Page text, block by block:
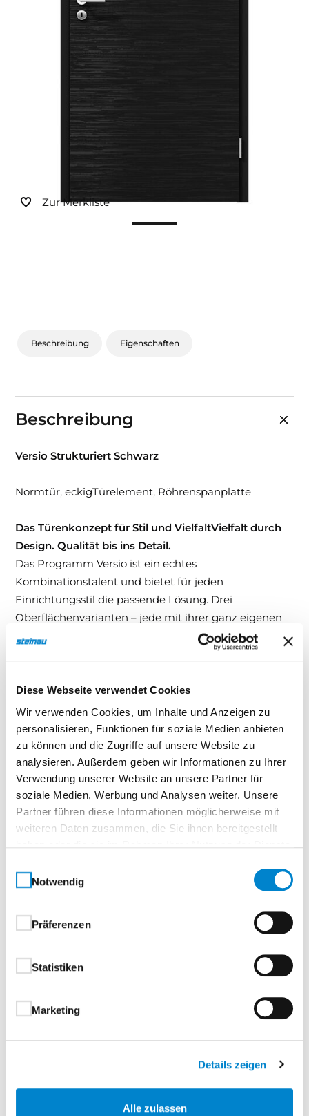
Diese Webseite verwendet Cookies
Wir verwenden Cookies, um Inhalte und Anzeigen zu
personalisieren, Funktionen für soziale Medien anbieten
zu können und die Zugriffe auf unsere Website zu
analysieren. Außerdem geben wir Informationen zu Ihrer
Verwendung unserer Website an unsere Partner für
soziale Medien, Werbung und Analysen weiter. Unsere
Partner führen diese Informationen möglicherweise mit
weiteren Daten zusammen, die Sie ihnen bereitgestellt
Notwendig
Präferenzen
Statistiken
Marketing
Details zeigen
Alle zulassen
Sonnen- und Insektenschutz
Hochwasser­schutz
Dachboden­treppen
Zur Merkliste
Beschreibung Eigenschaften
Beschreibung
Versio Strukturiert Schwarz
Normtür, eckigTürelement, Röhrenspanplatte
Das Türenkonzept für Stil und VielfaltVielfalt durch
Design. Qualität bis ins Detail.
Das Programm Versio ist ein echtes
Kombinationstalent und bietet für jeden
Einrichtungsstil die passende Lösung. Drei
Oberflächenvarianten – jede mit ihrer ganz eigenen
Stärke – machen Versio zu einer Serie mit
Charakter:Ultramatt mit Anti-Fingerprint-Effekt – für
Licht- und Schattenwirkung – für besondere
TiefenwirkungCotton like mit besonders feiner
Linienführung – für eine elegante, samtige
HaptikEgal für welche Variante Sie sich entscheiden –
alle Versio Oberflächen sind hochwertig verarbeitet,
robust und äußerst pflegeleicht.
Ihre Vorteile auf einen Blick:
Strukturierte Oberfläche – mit raffiniertem
Cotton like – mit feiner, eleganter Linienstruktur
Hochwertige Qualität – langlebig und
Versio steht für ein durchdachtes Türenkonzept, das
Designvielfalt, Funktionalität und
mit eckiger Türkante, optional mit
Rundkante als Versio Ultramatt und Versio Cotton like
oder stumpfer Türkante, siehe Ausstattung und